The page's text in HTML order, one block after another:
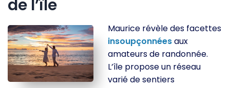
de l’île
Maurice révèle des facettes
insoupçonnéesaux
amateurs de randonnée.
L’île propose un réseau
varié de sentiers